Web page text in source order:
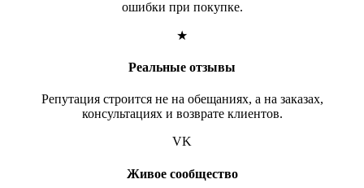
ошибки при покупке.
★
Реальные отзывы
Репутация строится не на обещаниях, а на заказах,
консультациях и возврате клиентов.
VK
Живое сообщество